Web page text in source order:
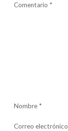
Comentario *
Nombre *
Correo electrónico